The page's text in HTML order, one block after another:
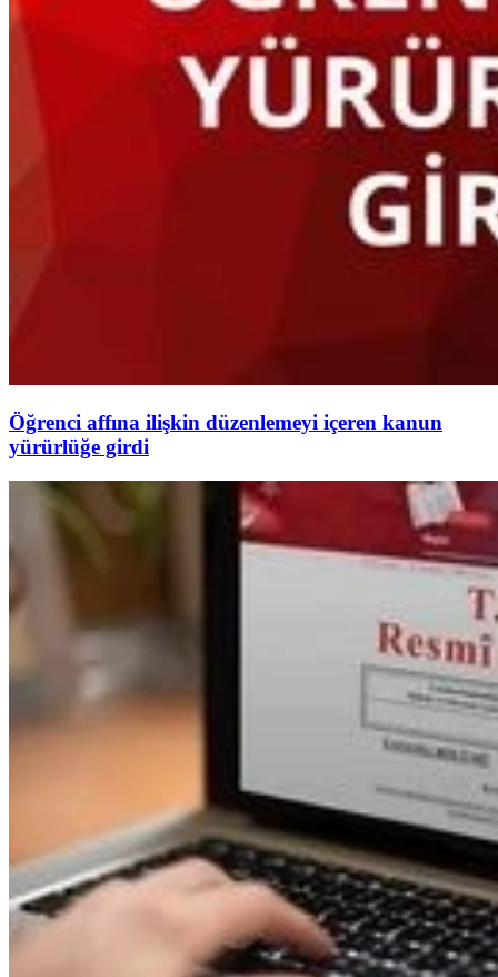
Öğrenci affına ilişkin düzenlemeyi içeren kanun
yürürlüğe girdi